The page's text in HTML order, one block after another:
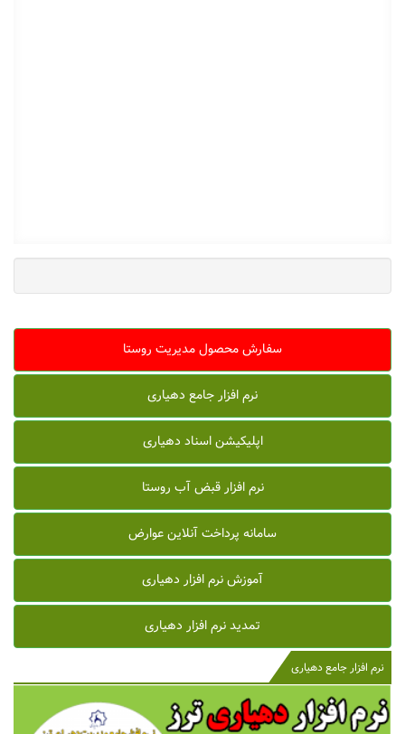
سفارش محصول مدیریت روستا
نرم افزار جامع دهیاری
اپلیکیشن اسناد دهیاری
نرم افزار قبض آب روستا
سامانه پرداخت آنلاین عوارض
آموزش نرم افزار دهیاری
تمدید نرم افزار دهیاری
نرم افزار جامع دهیاری